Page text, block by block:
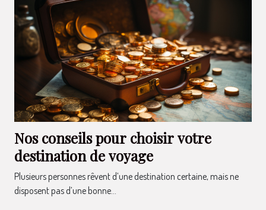
Nos conseils pour choisir votre
destination de voyage
Plusieurs personnes rêvent d’une destination certaine, mais ne
disposent pas d’une bonne...